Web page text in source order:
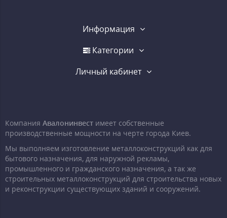
Информация
Категории
Личный кабинет
Компания Авалонинвест имеет собственные
производственные мощности на черте города Киев.
Мы выполняем изготовление металлоконструкций как для
бытового назначения, для наружной рекламы,
промышленного и гражданского назначения, а так же
строительных металлоконструкций для строительства новых
и реконструкции существующих зданий и сооружений.